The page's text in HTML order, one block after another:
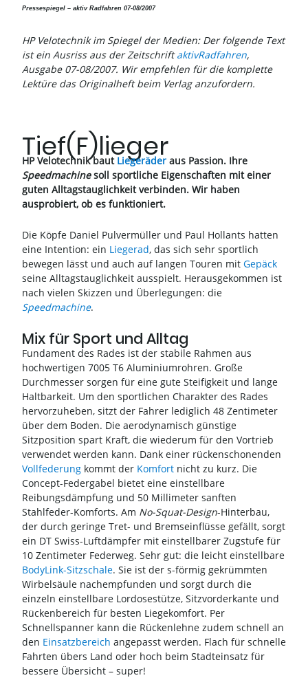
Pressespiegel – aktiv Radfahren 07-08/2007
HP Velotechnik im Spiegel der Medien: Der folgende Text
ist ein Ausriss aus der ZeitschriftaktivRadfahren,
Ausgabe 07-08/2007. Wir empfehlen für die komplette
Lektüre das Originalheft beim Verlag anzufordern.
Tief(F)lieger
HP Velotechnik baut Liegeräderaus Passion. Ihre
Speedmachinesoll sportliche Eigenschaften mit einer
guten Alltagstauglichkeit verbinden. Wir haben
ausprobiert, ob es funktioniert.
Die Köpfe Daniel Pulvermüller und Paul Hollants hatten
eine Intention: ein Liegerad, das sich sehr sportlich
bewegen lässt und auch auf langen Touren mit Gepäck
seine Alltagstauglichkeit ausspielt. Herausgekommen ist
nach vielen Skizzen und Überlegungen: die
Speedmachine.
Mix für Sport und Alltag
Fundament des Rades ist der stabile Rahmen aus
hochwertigen 7005 T6 Aluminiumrohren. Große
Durchmesser sorgen für eine gute Steifigkeit und lange
Haltbarkeit. Um den sportlichen Charakter des Rades
hervorzuheben, sitzt der Fahrer lediglich 48 Zentimeter
über dem Boden. Die aerodynamisch günstige
Sitzposition spart Kraft, die wiederum für den Vortrieb
verwendet werden kann. Dank einer rückenschonenden
Vollfederungkommt der Komfortnicht zu kurz. Die
Concept-Federgabel bietet eine einstellbare
Reibungsdämpfung und 50 Millimeter sanften
Stahlfeder-Komforts. Am No-Squat-Design-Hinterbau,
der durch geringe Tret- und Bremseinflüsse gefällt, sorgt
ein DT Swiss-Luftdämpfer mit einstellbarer Zugstufe für
10 Zentimeter Federweg. Sehr gut: die leicht einstellbare
BodyLink-Sitzschale. Sie ist der s-förmig gekrümmten
Wirbelsäule nachempfunden und sorgt durch die
einzeln einstellbare Lordosestütze, Sitzvorderkante und
Rückenbereich für besten Liegekomfort. Per
Schnellspanner kann die Rückenlehne zudem schnell an
den Einsatzbereich angepasst werden. Flach für schnelle
Fahrten übers Land oder hoch beim Stadteinsatz für
bessere Übersicht – super!